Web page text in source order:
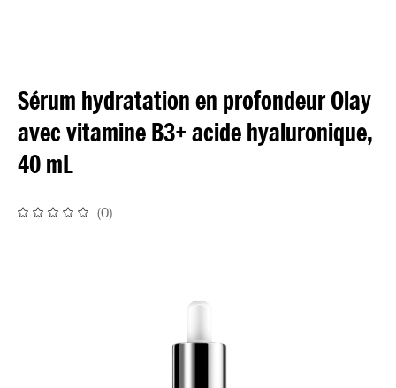
Sérum hydratation en profondeur Olay
avec vitamine B3+ acide hyaluronique,
40 mL
(0)